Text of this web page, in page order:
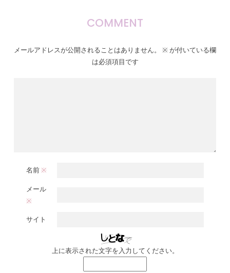
COMMENT
メールアドレスが公開されることはありません。 ※ が付いている欄
は必須項目です
名前 ※
メール
※
サイト
上に表示された文字を入力してください。